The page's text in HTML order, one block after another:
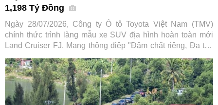
1,198 Tỷ Đồng
Ngày 28/07/2026, Công ty Ô tô Toyota Việt Nam (TMV)
chính thức trình làng mẫu xe SUV địa hình hoàn toàn mới
Land Cruiser FJ. Mang thông điệp "Đậm chất riêng, Đa trải
hàng tiếp cận dòng xe huyền thoại vốn đã có lịch sử hơn 70
năm của hãng xe Nhật Bản.